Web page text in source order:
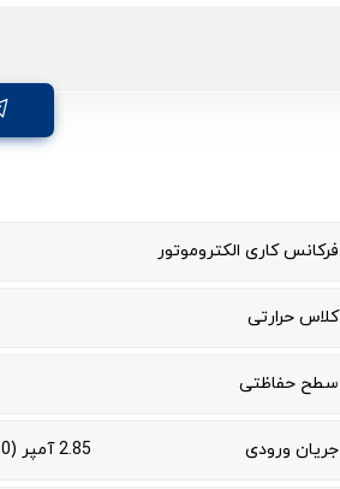
فرکانس کاری الکتروموتور
کلاس حرارتی
سطح حفاظتی
جریان ورودی 2.85 آمپر (50 هرتز، 400 ولت)